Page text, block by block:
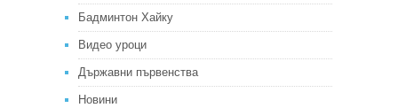
Бадминтон Хайку
Видео уроци
Държавни първенства
Новини